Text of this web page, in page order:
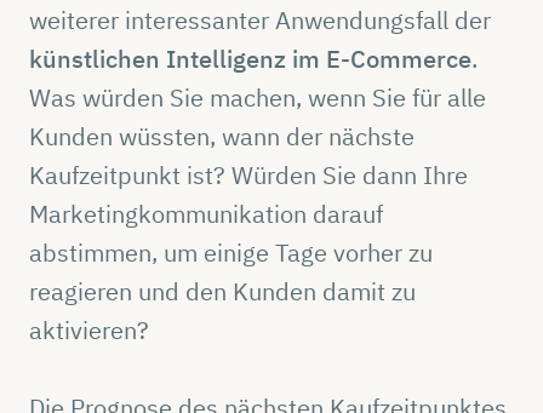
weiterer interessanter Anwendungsfall der
künstlichen Intelligenz im E-Commerce.
Was würden Sie machen, wenn Sie für alle
Kunden wüssten, wann der nächste
Kaufzeitpunkt ist? Würden Sie dann Ihre
Marketingkommunikation darauf
abstimmen, um einige Tage vorher zu
reagieren und den Kunden damit zu
aktivieren?